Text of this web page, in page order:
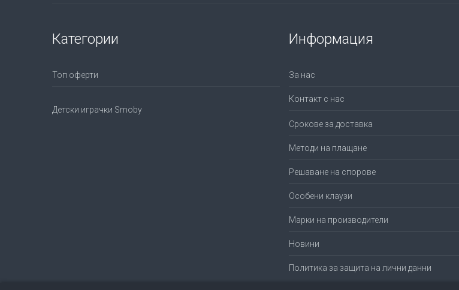
Категории
Топ оферти
Детски играчки Smoby
Информация
За нас
Контакт с нас
Срокове за доставка
Методи на плащане
Решаване на спорове
Особени клаузи
Марки на производители
Новини
Политика за защита на лични данни